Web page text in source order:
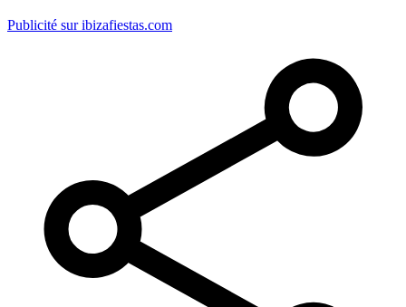
Publicité sur ibizafiestas.com